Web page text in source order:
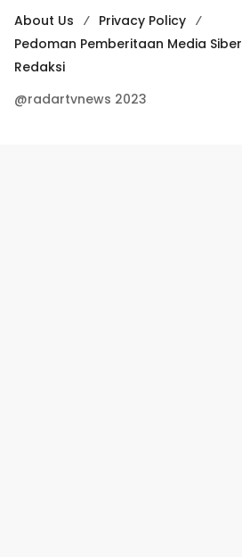
About Us
Privacy Policy
Pedoman Pemberitaan Media Siber
Redaksi
@radartvnews 2023